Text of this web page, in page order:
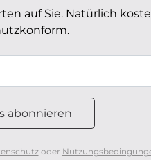
auf Sie. Natürlich
oder